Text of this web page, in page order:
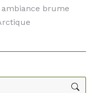
brume